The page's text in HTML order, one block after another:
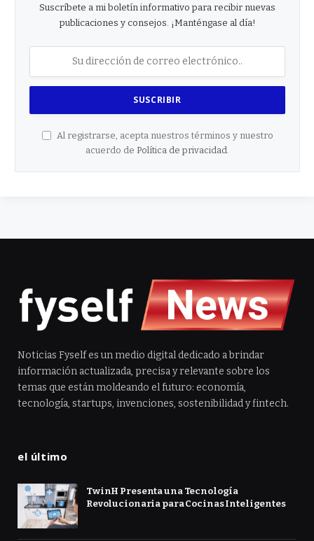
Suscríbete a mi boletín informativo para recibir nuevas
publicaciones y consejos. ¡Manténgase al día!
Al registrarse, acepta nuestros términos y nuestro
acuerdo de Política de privacidad
Noticias Fyself es un medio digital dedicado a brindar
información actualizada, precisa y relevante sobre los
temas que están moldeando el futuro: economía,
tecnología, startups, invenciones, sostenibilidad y fintech.
el último
TwinH Presenta una Tecnología
Revolucionaria para Cocinas Inteligentes